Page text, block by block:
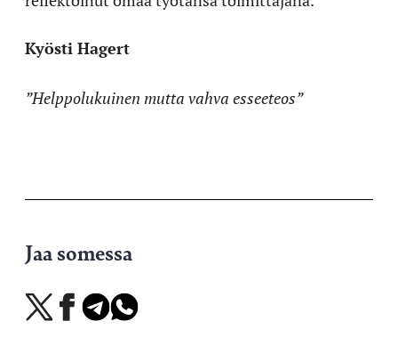
Kyösti Hagert
”Helppolukuinen mutta vahva esseeteos”
Jaa somessa
Jaa
X-
Jaa
Facebookissa
Jaa
Telegramissa
Jaa
WhatsAppissa